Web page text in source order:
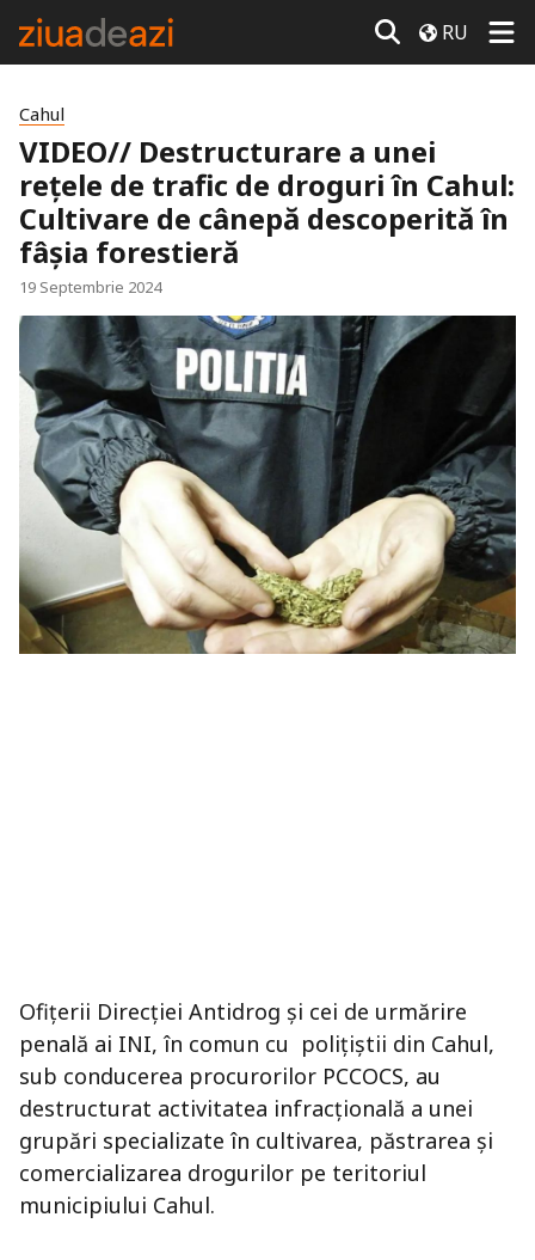
RU
Cahul
VIDEO// Destructurare a unei
rețele de trafic de droguri în Cahul:
Cultivare de cânepă descoperită în
fâșia forestieră
19 Septembrie 2024
Ofițerii Direcției Antidrog și cei de urmărire
penală ai INI, în comun cu polițiștii din Cahul,
sub conducerea procurorilor PCCOCS, au
destructurat activitatea infracțională a unei
grupări specializate în cultivarea, păstrarea și
comercializarea drogurilor pe teritoriul
municipiului Cahul.